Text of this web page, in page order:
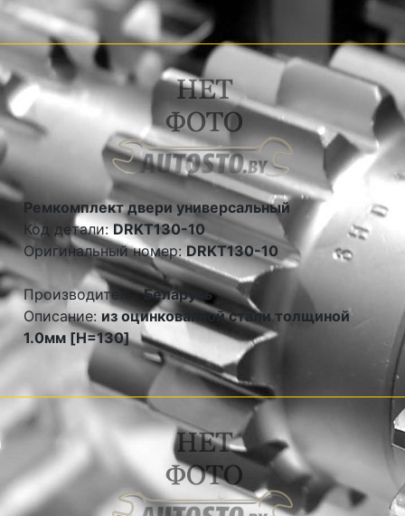
Ремкомплект двери универсальный
Код детали:DRKT130-10
Оригинальный номер:DRKT130-10
Производитель:Беларусь
Описание: из оцинкованной стали толщиной
1.0мм [H=130]